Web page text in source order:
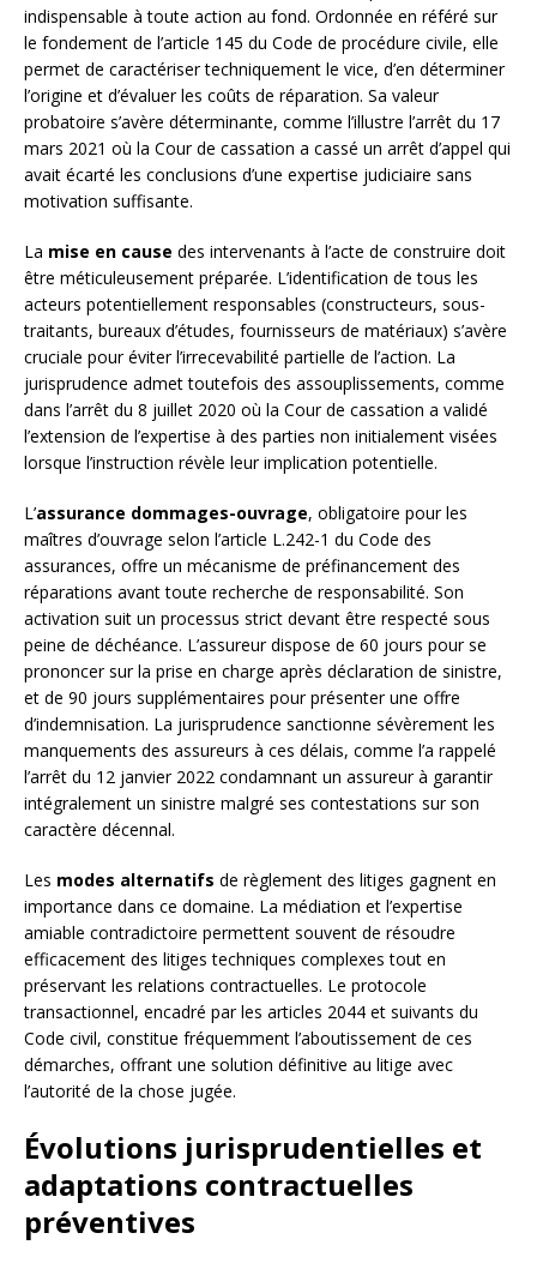
indispensable à toute action au fond. Ordonnée en référé sur
le fondement de l’article 145 du Code de procédure civile, elle
permet de caractériser techniquement le vice, d’en déterminer
l’origine et d’évaluer les coûts de réparation. Sa valeur
probatoire s’avère déterminante, comme l’illustre l’arrêt du 17
mars 2021 où la Cour de cassation a cassé un arrêt d’appel qui
avait écarté les conclusions d’une expertise judiciaire sans
motivation suffisante.
La mise en cause des intervenants à l’acte de construire doit
être méticuleusement préparée. L’identification de tous les
acteurs potentiellement responsables (constructeurs, sous-
traitants, bureaux d’études, fournisseurs de matériaux) s’avère
cruciale pour éviter l’irrecevabilité partielle de l’action. La
jurisprudence admet toutefois des assouplissements, comme
dans l’arrêt du 8 juillet 2020 où la Cour de cassation a validé
l’extension de l’expertise à des parties non initialement visées
lorsque l’instruction révèle leur implication potentielle.
L’assurance dommages-ouvrage, obligatoire pour les
maîtres d’ouvrage selon l’article L.242-1 du Code des
assurances, offre un mécanisme de préfinancement des
réparations avant toute recherche de responsabilité. Son
activation suit un processus strict devant être respecté sous
peine de déchéance. L’assureur dispose de 60 jours pour se
prononcer sur la prise en charge après déclaration de sinistre,
et de 90 jours supplémentaires pour présenter une offre
d’indemnisation. La jurisprudence sanctionne sévèrement les
manquements des assureurs à ces délais, comme l’a rappelé
l’arrêt du 12 janvier 2022 condamnant un assureur à garantir
intégralement un sinistre malgré ses contestations sur son
caractère décennal.
Les modes alternatifs de règlement des litiges gagnent en
importance dans ce domaine. La médiation et l’expertise
amiable contradictoire permettent souvent de résoudre
efficacement des litiges techniques complexes tout en
préservant les relations contractuelles. Le protocole
transactionnel, encadré par les articles 2044 et suivants du
Code civil, constitue fréquemment l’aboutissement de ces
démarches, offrant une solution définitive au litige avec
l’autorité de la chose jugée.
Évolutions jurisprudentielles et
adaptations contractuelles
préventives